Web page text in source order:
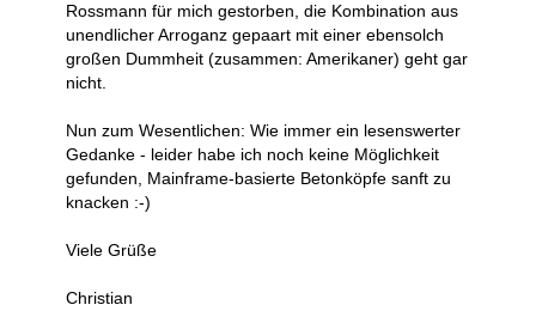
Rossmann für mich gestorben, die Kombination aus
unendlicher Arroganz gepaart mit einer ebensolch
großen Dummheit (zusammen: Amerikaner) geht gar
nicht.
Nun zum Wesentlichen: Wie immer ein lesenswerter
Gedanke - leider habe ich noch keine Möglichkeit
gefunden, Mainframe-basierte Betonköpfe sanft zu
knacken :-)
Viele Grüße
Christian